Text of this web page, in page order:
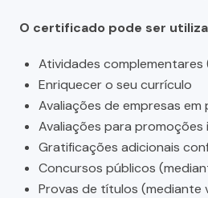
O certificado pode ser
Atividades
Enriquecer o seu currículo
Avaliações de empresas
Avaliações para promoções
Gratificações adicionais
Concursos públicos
Provas de títulos (mediante